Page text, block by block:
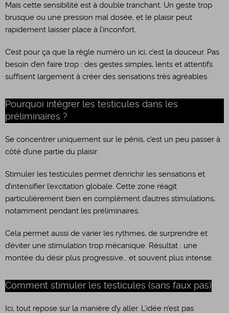
Mais cette sensibilité est à double tranchant. Un geste trop
brusque ou une pression mal dosée, et le plaisir peut
rapidement laisser place à l’inconfort.
C’est pour ça que la règle numéro un ici, c’est la douceur. Pas
besoin d’en faire trop : des gestes simples, lents et attentifs
suffisent largement à créer des sensations très agréables.
Pourquoi intégrer les testicules dans les
préliminaires ?
Se concentrer uniquement sur le pénis, c’est un peu passer à
côté d’une partie du plaisir.
Stimuler les testicules permet d’enrichir les sensations et
d’intensifier l’excitation globale. Cette zone réagit
particulièrement bien en complément d’autres stimulations,
notamment pendant les préliminaires.
Cela permet aussi de varier les rythmes, de surprendre et
d’éviter une stimulation trop mécanique. Résultat : une
montée du désir plus progressive… et souvent plus intense.
Comment stimuler les testicules (sans faux pas)
Ici, tout repose sur la manière d’y aller. L’idée n’est pas